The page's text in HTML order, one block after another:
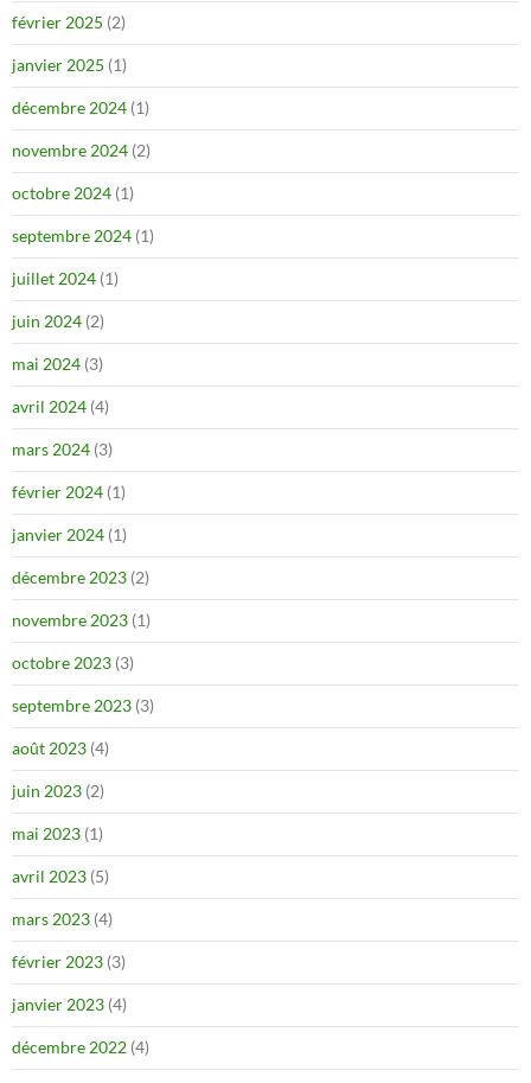
février 2025 (2)
janvier 2025 (1)
décembre 2024 (1)
novembre 2024 (2)
octobre 2024 (1)
septembre 2024 (1)
juillet 2024 (1)
juin 2024 (2)
mai 2024 (3)
avril 2024 (4)
mars 2024 (3)
février 2024 (1)
janvier 2024 (1)
décembre 2023 (2)
novembre 2023 (1)
octobre 2023 (3)
septembre 2023 (3)
août 2023 (4)
juin 2023 (2)
mai 2023 (1)
avril 2023 (5)
mars 2023 (4)
février 2023 (3)
janvier 2023 (4)
décembre 2022 (4)